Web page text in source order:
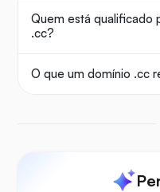
Quem está qualificado
.cc?
O que um domínio .cc